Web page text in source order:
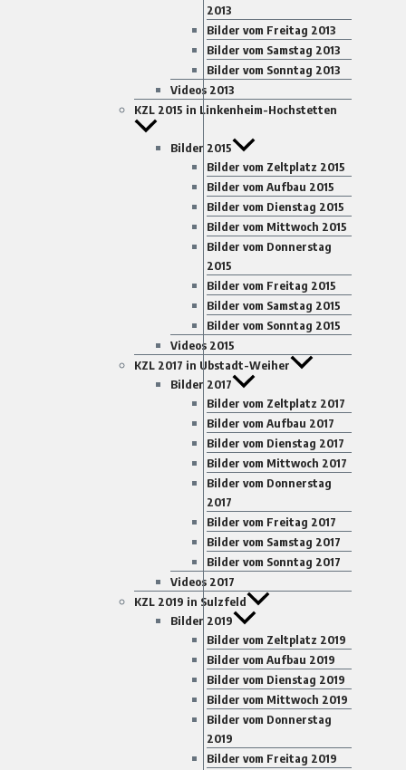
2013
Bilder vom Freitag 2013
Bilder vom Samstag 2013
Bilder vom Sonntag 2013
Videos 2013
KZL 2015 in Linkenheim-Hochstetten
Bilder 2015
Bilder vom Zeltplatz 2015
Bilder vom Aufbau 2015
Bilder vom Dienstag 2015
Bilder vom Mittwoch 2015
Bilder vom Donnerstag
2015
Bilder vom Freitag 2015
Bilder vom Samstag 2015
Bilder vom Sonntag 2015
Videos 2015
KZL 2017 in Ubstadt-Weiher
Bilder 2017
Bilder vom Zeltplatz 2017
Bilder vom Aufbau 2017
Bilder vom Dienstag 2017
Bilder vom Mittwoch 2017
Bilder vom Donnerstag
2017
Bilder vom Freitag 2017
Bilder vom Samstag 2017
Bilder vom Sonntag 2017
Videos 2017
KZL 2019 in Sulzfeld
Bilder 2019
Bilder vom Zeltplatz 2019
Bilder vom Aufbau 2019
Bilder vom Dienstag 2019
Bilder vom Mittwoch 2019
Bilder vom Donnerstag
2019
Bilder vom Freitag 2019